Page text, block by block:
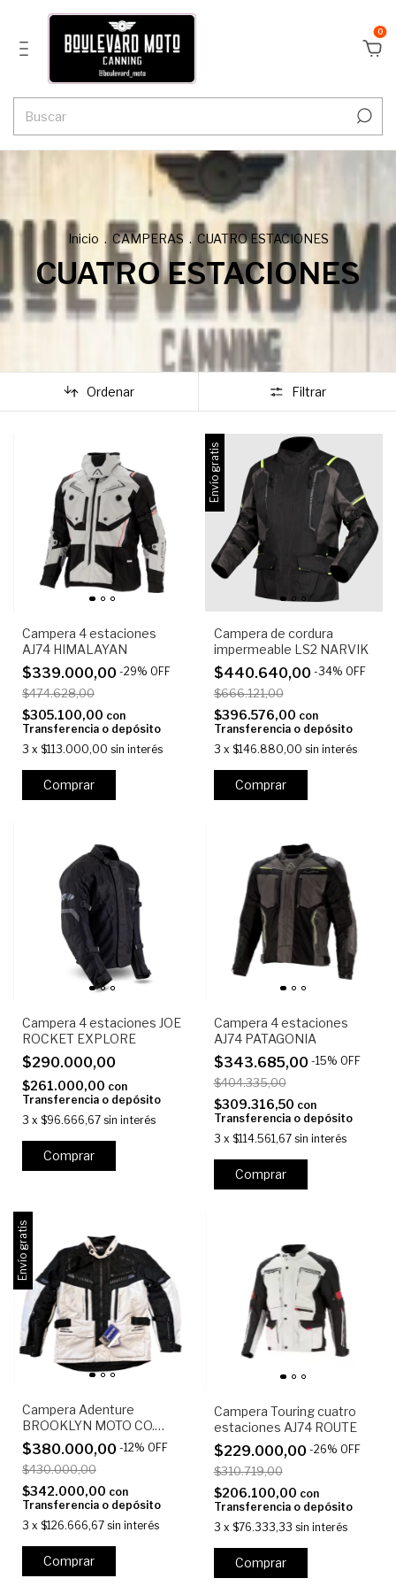
0
Inicio . CAMPERAS . CUATRO ESTACIONES
CUATRO ESTACIONES
Ordenar Filtrar
Campera 4 estaciones
AJ74 HIMALAYAN
$339.000,00 -29% OFF
$474.628,00
$305.100,00 con
Transferencia o depósito
3 x $113.000,00 sin interés
Comprar
Envío gratis
Campera de cordura
impermeable LS2 NARVIK
$440.640,00 -34% OFF
$666.121,00
$396.576,00 con
Transferencia o depósito
3 x $146.880,00 sin interés
Comprar
Campera 4 estaciones JOE
ROCKET EXPLORE
$290.000,00
$261.000,00 con
Transferencia o depósito
3 x $96.666,67 sin interés
Comprar
Campera 4 estaciones
AJ74 PATAGONIA
$343.685,00 -15% OFF
$404.335,00
$309.316,50 con
Transferencia o depósito
3 x $114.561,67 sin interés
Comprar
Envío gratis
Campera Adenture
BROOKLYN MOTO CO.
ADVENTURE Blanca /
Negra
$380.000,00 -12% OFF
$430.000,00
$342.000,00 con
Transferencia o depósito
3 x $126.666,67 sin interés
Comprar
Campera Touring cuatro
estaciones AJ74 ROUTE
$229.000,00 -26% OFF
$310.719,00
$206.100,00 con
Transferencia o depósito
3 x $76.333,33 sin interés
Comprar